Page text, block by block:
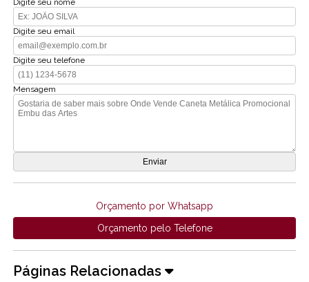
Digite seu email
Digite seu telefone
Mensagem
Orçamento por Whatsapp
Orçamento pelo Telefone
Páginas Relacionadas